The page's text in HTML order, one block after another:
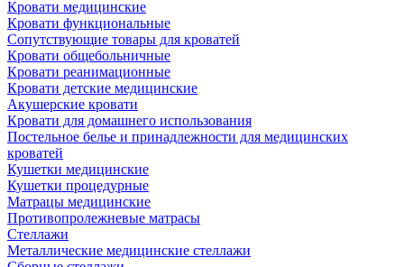
Кровати медицинские
Кровати функциональные
Сопутствующие товары для кроватей
Кровати общебольничные
Кровати реанимационные
Кровати детские медицинские
Акушерские кровати
Кровати для домашнего использования
Постельное белье и принадлежности для медицинских
кроватей
Кушетки медицинские
Кушетки процедурные
Матрацы медицинские
Противопролежневые матрасы
Стеллажи
Металлические медицинские стеллажи